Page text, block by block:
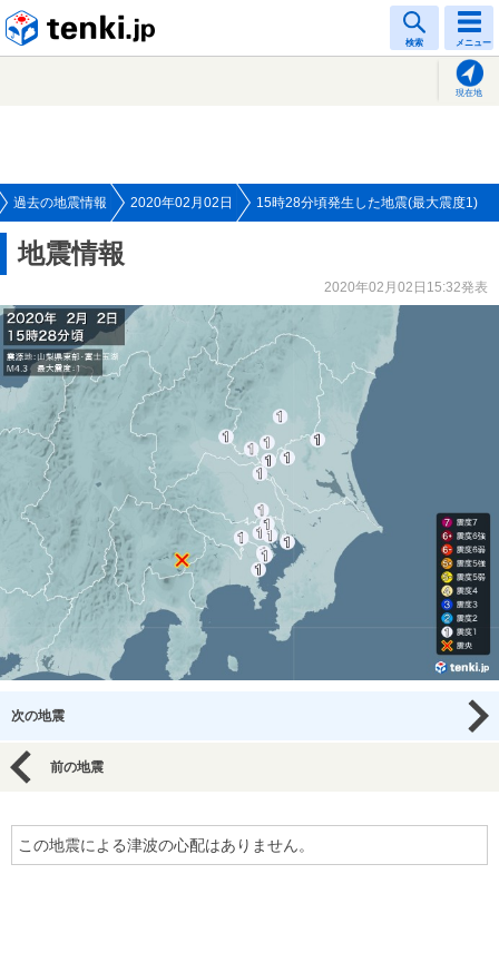
検索 メニュー
現在地
過去の地震情報 2020年02月02日 15時28分頃発生した地震(最大震度1)
地震情報
2020年02月02日15:32発表
次の地震
前の地震
この地震による津波の心配はありません。